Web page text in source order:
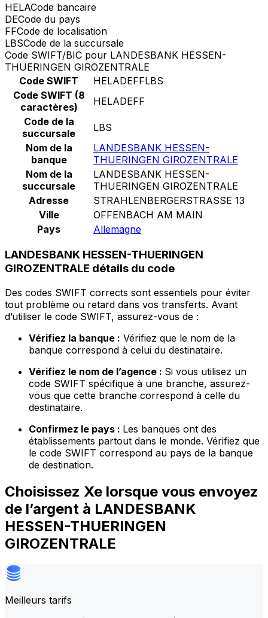
HELACode bancaire
DECode du pays
FFCode de localisation
LBSCode de la succursale
Code SWIFT/BIC pour LANDESBANK HESSEN-
THUERINGEN GIROZENTRALE
Code SWIFT
HELADEFFLBS
Code SWIFT (8
caractères)
HELADEFF
Code de la
succursale
LBS
Nom de la
banque
LANDESBANK HESSEN-
THUERINGEN GIROZENTRALE
Nom de la
succursale
LANDESBANK HESSEN-
THUERINGEN GIROZENTRALE
Adresse
STRAHLENBERGERSTRASSE 13
Ville
OFFENBACH AM MAIN
Pays
Allemagne
LANDESBANK HESSEN-THUERINGEN
GIROZENTRALE détails du code
Des codes SWIFT corrects sont essentiels pour éviter
tout problème ou retard dans vos transferts. Avant
d’utiliser le code SWIFT, assurez-vous de :
Vérifiez la banque : Vérifiez que le nom de la
banque correspond à celui du destinataire.
Vérifiez le nom de l’agence : Si vous utilisez un
code SWIFT spécifique à une branche, assurez-
vous que cette branche correspond à celle du
destinataire.
Confirmez le pays : Les banques ont des
établissements partout dans le monde. Vérifiez que
le code SWIFT correspond au pays de la banque
de destination.
Choisissez Xe lorsque vous envoyez
de l’argent à LANDESBANK
HESSEN-THUERINGEN
GIROZENTRALE
Meilleurs tarifs